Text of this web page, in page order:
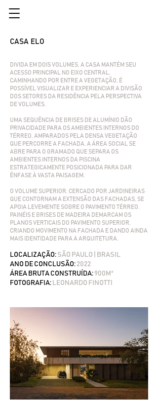
CASA ELO
DIVIDA EM DOIS VOLUMES, A CASA MANTÉM SEU
ACESSO PRINCIPAL NO EIXO CENTRAL,
CAMINHANDO POR ENTRE A VEGETAÇÃO, É
POSSÍVEL VISUALIZAR E EXPERIENCIAR A DIVISÃO
DOS SETORES DA RESIDÊNCIA PELA PERSPECTIVA
DE VOLUMES.
UMA SEQUÊNCIA DE BRISES DE ALUMÍNIO DÃO
PRIVACIDADE PARA OS AMBIENTES INTERNOS DO
TÉRREO, AMPARADOS PELA DENSA VEGETAÇÃO
QUE PERCORRE A FACHADA. A ÁREA SOCIAL SE
ABRE PARA O GRAMADO QUE SEPARA OS
AMBIENTES INTERNOS DA PISCINA
ESTRATEGICAMENTE POSICIONADA PARA DAR
ÊNFASE À VASTA PAISAGEM.
O VOLUME SUPERIOR, CERCADO POR JARDINEIRAS
QUE CONTORNAM A EXTENSÃO DAS FACHADAS, SE
APOIA LEVEMENTE SOBRE O PAVIMENTO TÉRREO.
PAINÉIS E BRISES DE MADEIRA DEMARCAM OS
PLANOS VERTICAIS DO PAVIMENTO SUPERIOR,
CRIANDO MOVIMENTO NA FACHADA E DANDO AINDA
MAIS IDENTIDADE PARA A ARQUITETURA.
​LOCALIZAÇÃO: SÃO PAULO | BRASIL
ANO DE CONCLUSÃO: 2022
ÁREA BRUTA CONSTRUÍDA: 900M²
FOTOGRAFIA: LEONARDO FINOTTI